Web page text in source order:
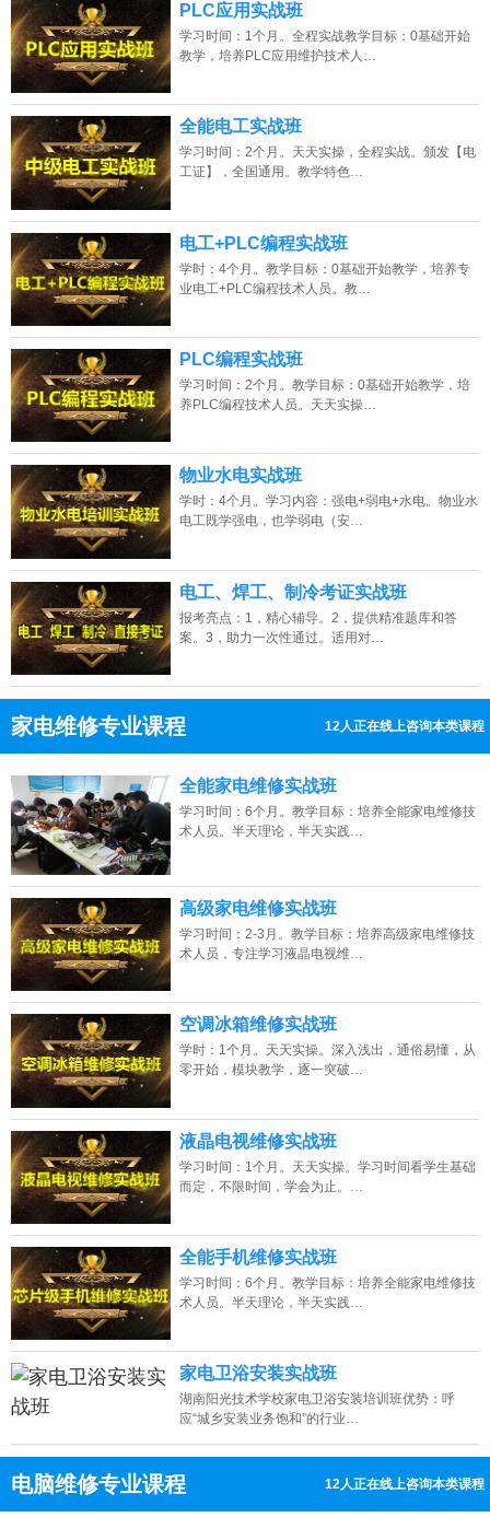
PLC应用实战班
学习时间：1个月。全程实战教学目标：0基础开始
教学，培养PLC应用维护技术人…
全能电工实战班
学习时间：2个月。天天实操，全程实战。颁发【电
工证】，全国通用。教学特色…
电工+PLC编程实战班
学时：4个月。教学目标：0基础开始教学，培养专
业电工+PLC编程技术人员。教…
PLC编程实战班
学习时间：2个月。教学目标：0基础开始教学，培
养PLC编程技术人员。天天实操…
物业水电实战班
学时：4个月。学习内容：强电+弱电+水电。物业水
电工既学强电，也学弱电（安…
电工、焊工、制冷考证实战班
报考亮点：1，精心辅导。2，提供精准题库和答
案。3，助力一次性通过。适用对…
家电维修专业课程 12人正在线上咨询本类课程
点击免费咨询电话：13807313137
全能家电维修实战班
学习时间：6个月。教学目标：培养全能家电维修技
术人员。半天理论，半天实践…
高级家电维修实战班
学习时间：2-3月。教学目标：培养高级家电维修技
术人员，专注学习液晶电视维…
空调冰箱维修实战班
学时：1个月。天天实操。深入浅出，通俗易懂，从
零开始，模块教学，逐一突破…
液晶电视维修实战班
学习时间：1个月。天天实操。学习时间看学生基础
而定，不限时间，学会为止。…
全能手机维修实战班
学习时间：6个月。教学目标：培养全能家电维修技
术人员。半天理论，半天实践…
家电卫浴安装实战班
湖南阳光技术学校家电卫浴安装培训班优势：呼
应“城乡安装业务饱和”的行业…
电脑维修专业课程 12人正在线上咨询本类课程